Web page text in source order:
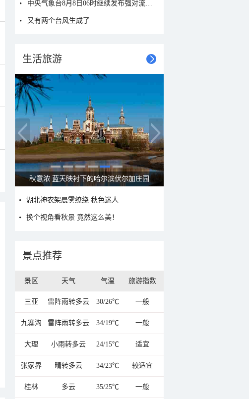
又有两个台风生成了
生活旅游
秋意浓 蓝天映衬下的哈尔滨伏尔加庄园
湖北神农架晨雾缭绕 秋色迷人
换个视角看秋景 竟然这么美！
景点推荐
景区 天气 气温 旅游指数
三亚 雷阵雨转多云 30/26℃ 一般
九寨沟 雷阵雨转多云 34/19℃ 一般
大理 小雨转多云 24/15℃ 适宜
张家界 晴转多云 34/23℃ 较适宜
桂林 多云 35/25℃ 一般